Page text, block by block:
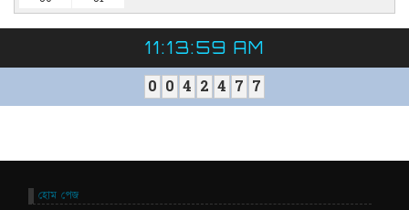
11:14:00 AM
0 0 4 2 4 7 7
হোম পেজ